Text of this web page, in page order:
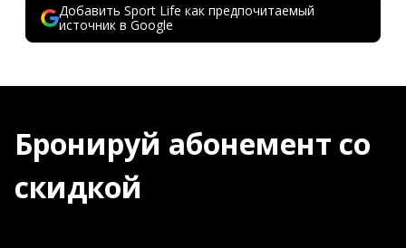
Добавить Sport Life как предпочитаемый
источник в Google
Бронируй абонемент со
скидкой